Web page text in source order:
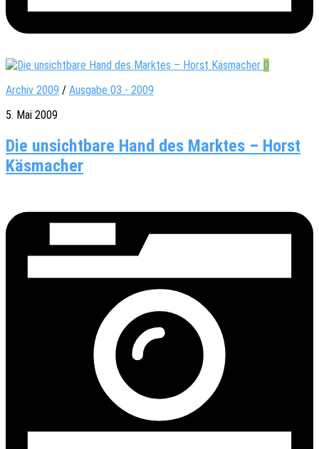
0
Archiv 2009 / Ausgabe 03 - 2009
5. Mai 2009
Die unsichtbare Hand des Marktes – Horst
Käsmacher